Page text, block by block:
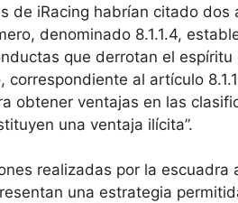
de iRacing habrían citado dos
denominado 8.1.1.4,
que derrotan el espíritu
al artículo
obtener ventajas en las
una ventaja ilícita”.
realizadas por la escuadra
una estrategia